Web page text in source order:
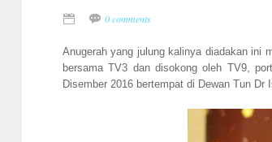
0 comments
Anugerah yang julung kalinya diadakan ini
bersama TV3 dan disokong oleh TV9,
Disember 2016 bertempat di Dewan Tun Dr